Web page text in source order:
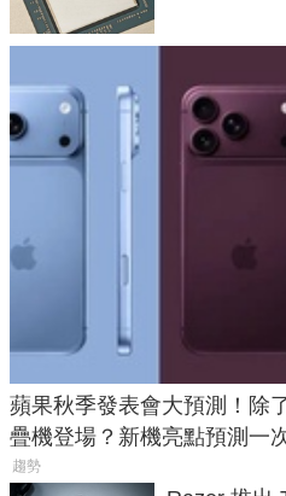
蘋果秋季發表會大預測！除
疊機登場？新機亮點預測一
趨勢